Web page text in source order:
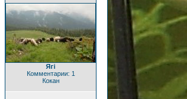
Ягі
Комментарии: 1
Кокан